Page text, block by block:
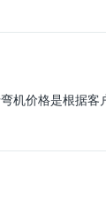
机价格是根据客